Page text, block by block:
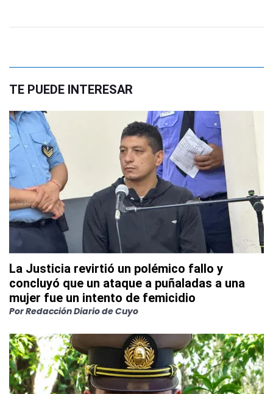
TE PUEDE INTERESAR
La Justicia revirtió un polémico fallo y
concluyó que un ataque a puñaladas a una
mujer fue un intento de femicidio
PorRedacción Diario de Cuyo